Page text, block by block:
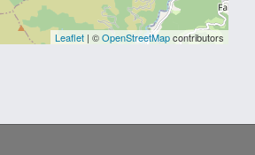
Leaflet | ©OpenStreetMapcontributors